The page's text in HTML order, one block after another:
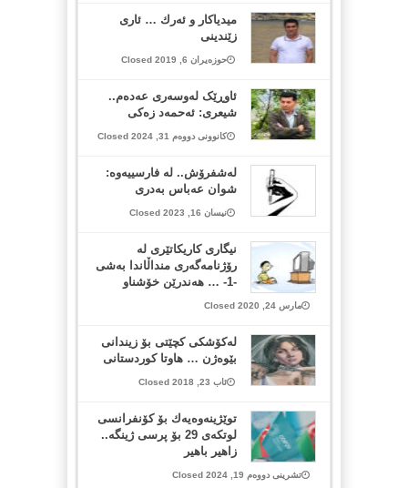
میدیاكار و ئه‌رك … ئاری
زێندینی
حوزەیران 6, 2019 Closed
ئاوڕێک لەوسەری عەدەم..
شیعری: ئەحمەد زەکی
کانوونی دووەم 31, 2024 Closed
لەشفرۆش.. لە فارسییەوە:
شوان عەباس بەدری
نیسان 16, 2023 Closed
نیگاری كاریكاتێری له‌
رۆژنامه‌گه‌ری منداڵاندا به‌شی
-1- … هه‌ندرێن خۆشناو
مارس 24, 2020 Closed
لەکۆشکی کچێتی بۆ زیندانی
بێوەژن … هاوتا کوردستانی
ئاب 23, 2018 Closed
توێژینەوەیەك بۆ کۆنفرانسی
لوتکەی 29 بۆ پرسی ژینگە..
زاهیر باهیر
تشرینی دووەم 19, 2024 Closed